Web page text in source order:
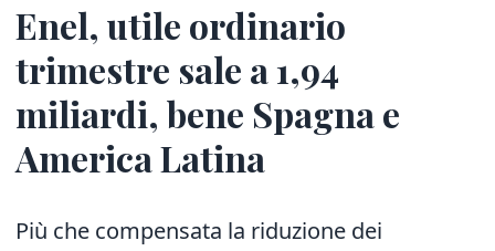
Enel, utile ordinario
trimestre sale a 1,94
miliardi, bene Spagna e
America Latina
Più che compensata la riduzione dei